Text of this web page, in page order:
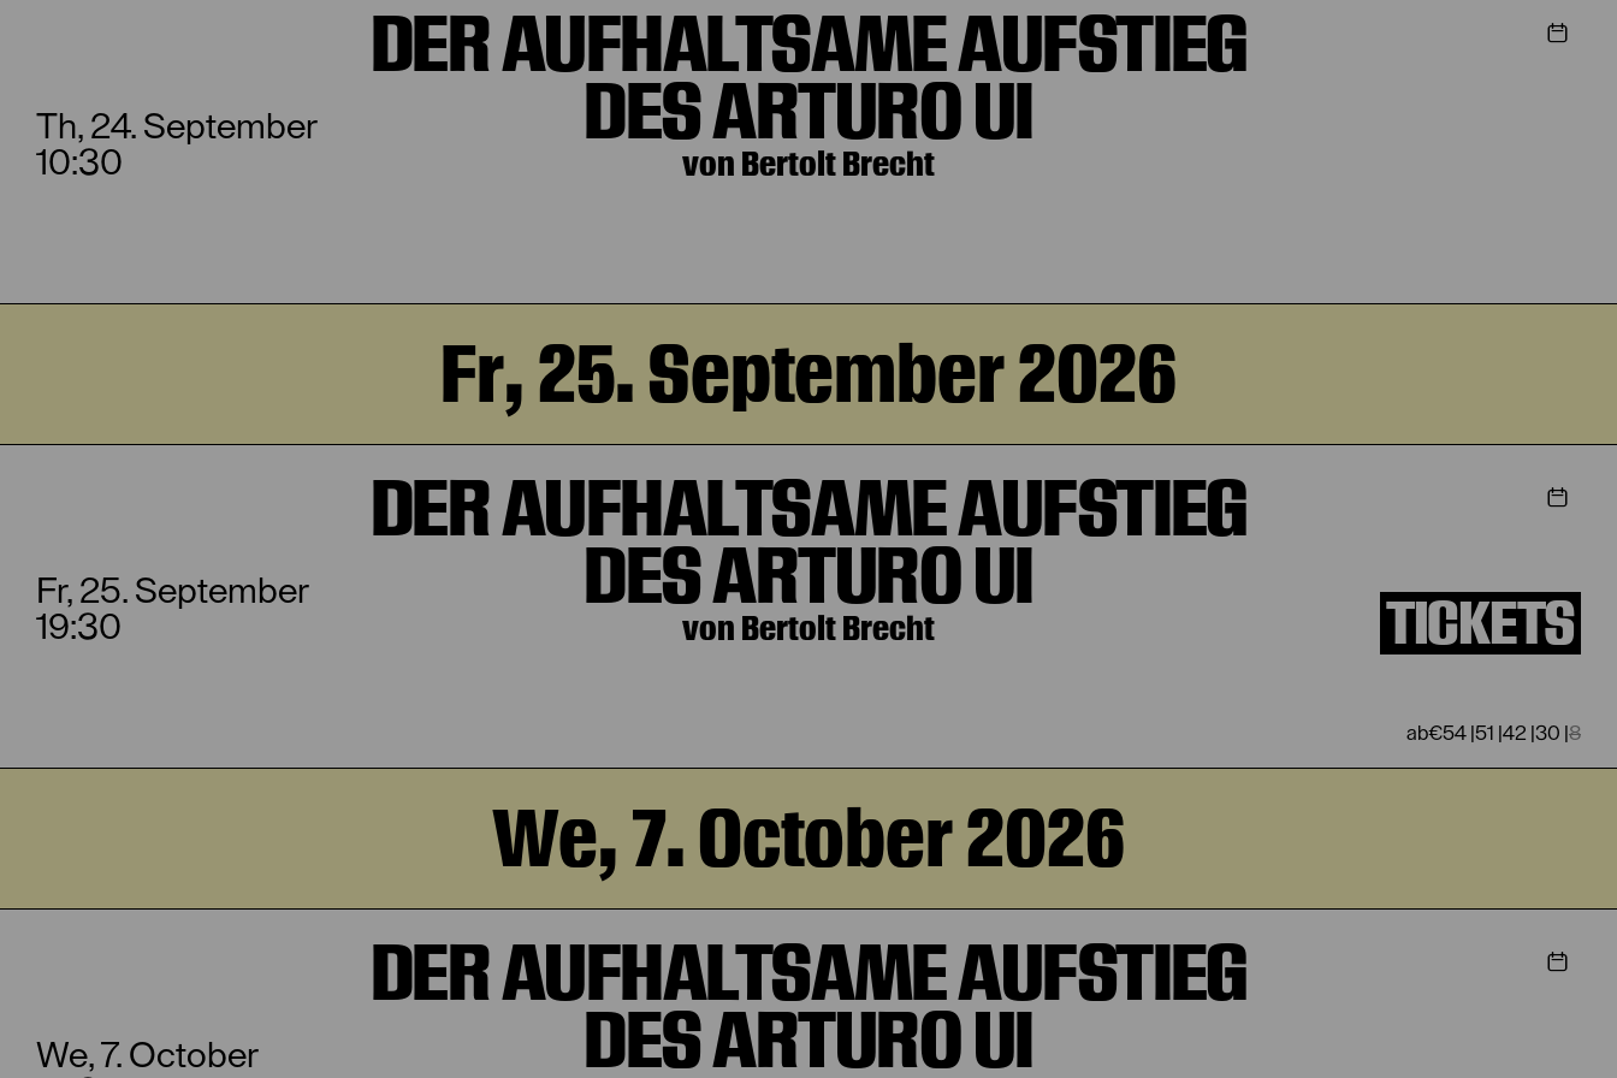
Th, 24. September
10:30
DER AUFHALTSAME AUFSTIEG
DES ARTURO UI
von Bertolt Brecht
Fr, 25. September 2026
Fr, 25. September
19:30
DER AUFHALTSAME AUFSTIEG
DES ARTURO UI
von Bertolt Brecht TICKETS
€54 51 42 30 8
We, 7. October 2026
We, 7. October
DER AUFHALTSAME AUFSTIEG
DES ARTURO UI